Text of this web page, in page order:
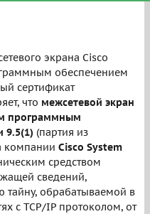
экрана Cisco
обеспечением
сертификат
что межсетевой экран
программным
9.5(1) (партия из
компании Cisco System
средством
сведений,
тайну, обрабатываемой в
с TCP/IP протоколом, от